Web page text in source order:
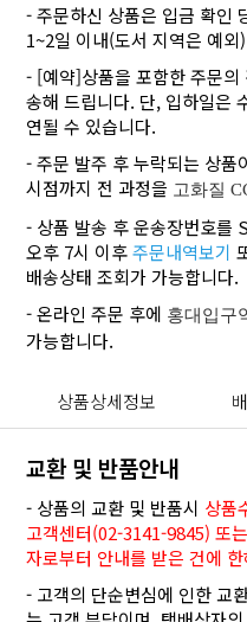
- 주문하신 상품은 입금 확인
1~2일 이내(도서 지역은 예
- [예약]상품을 포함한 주문
송해 드립니다. 단, 입하일은
연될 수 있습니다.
- 주문 발주 후 누락되는 상품
시점까지 전 과정을 고화질
- 상품 발송 후 운송장번호를
오후 7시 이후주문내역보기
배송상태 조회가 가능합니다.
- 온라인 주문 후에 홍대입구
가능합니다.
상품상세정보
교환 및 반품안내
- 상품의 교환 및 반품시 상품
고객센터(02-3141-9845) 또
자로부터 안내를 받은 건에
- 고객의 단순변심에 인한 교